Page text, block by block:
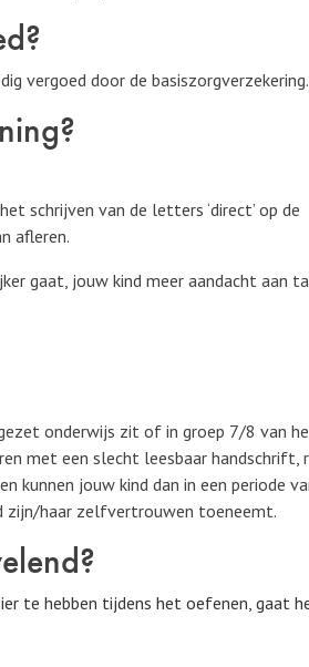
vergoed door de basiszorgverzekering.
schrijven van de letters ‘direct’ op de
afleren.
gaat, jouw kind meer aandacht aan
onderwijs zit of in groep 7/8 van
met een slecht leesbaar
kunnen jouw kind dan in een periode
zijn/haar zelfvertrouwen toeneemt.
te hebben tijdens het oefenen, gaat